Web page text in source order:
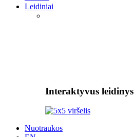
Leidiniai
Interaktyvus leidinys
Nuotraukos